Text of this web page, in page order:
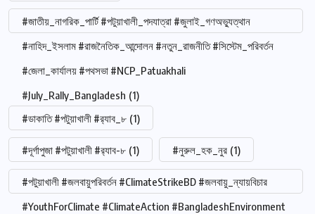
#জাতীয়_নাগরিক_পার্টি #পটুয়াখালী_পদযাত্রা #জুলাই_গণঅভ্যুত্থান
#নাহিদ_ইসলাম #রাজনৈতিক_আন্দোলন #নতুন_রাজনীতি #সিস্টেম_পরিবর্তন
#জেলা_কার্যালয় #পথসভা #NCP_Patuakhali
#July_Rally_Bangladesh (1)
#ডাকাতি #পটুয়াখালী #র‍্যাব_৮ (1)
#দূর্গাপুজা #পটুয়াখালী #র‍্যাব-৮ (1) #নুরুল_হক_নুর (1)
#পটুয়াখালী #জলবায়ুপরিবর্তন #ClimateStrikeBD #জলবায়ু_ন্যায়বিচার
#YouthForClimate #ClimateAction #BangladeshEnvironment